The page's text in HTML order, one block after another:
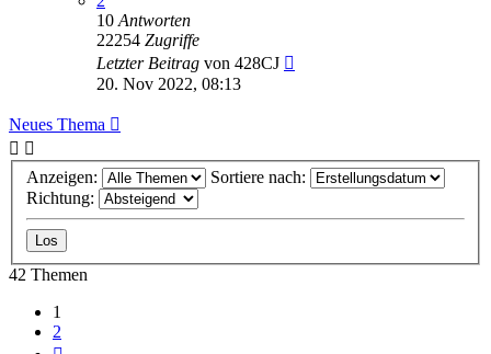
10 Antworten
22254 Zugriffe
Letzter Beitrag von 428CJ
20. Nov 2022, 08:13
Neues Thema
Anzeigen:
Sortiere nach:
Richtung:
42 Themen
1
2